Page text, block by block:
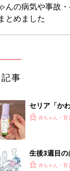
んの病気や事故
とめました
事
セリア「か
赤ちゃん・育
生後3週目
って本当？
赤ちゃん・育